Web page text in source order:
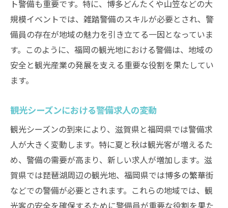
ト警備も重要です。特に、博多どんたくや山笠などの大
規模イベントでは、雑踏警備のスキルが必要とされ、警
備員の存在が地域の魅力を引き立てる一因となっていま
す。このように、福岡の観光地における警備は、地域の
安全と観光産業の発展を支える重要な役割を果たしてい
ます。
観光シーズンにおける警備求人の変動
観光シーズンの到来により、滋賀県と福岡県では警備求
人が大きく変動します。特に夏と秋は観光客が増えるた
め、警備の需要が高まり、新しい求人が増加します。滋
賀県では琵琶湖周辺の観光地、福岡県では博多の繁華街
などでの警備が必要とされます。これらの地域では、観
光客の安全を確保するために警備員が重要な役割を果た